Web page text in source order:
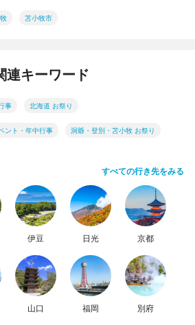
苫小牧市
連キーワード
事 北海道 お祭り
ント・年中行事 洞爺・登別・苫小牧 お祭り
すべての行き先をみる
伊豆 日光 京都
山口 福岡 別府